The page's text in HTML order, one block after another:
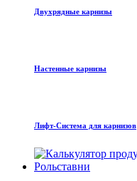
Двухрядные карнизы
Настенные карнизы
Лифт-Система для карнизов
Рольставни